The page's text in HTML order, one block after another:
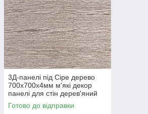
3Д-панелі під Сіре дерево
700х700х4мм м'які декор
панелі для стін дерев'яний
фон самоклейка (98) SW-
00001464
Готово до відправки